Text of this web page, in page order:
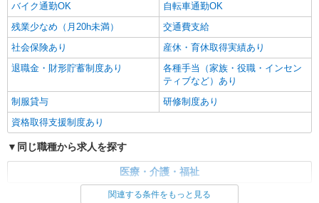
バイク通勤OK
自転車通勤OK
残業少なめ（月20h未満）
交通費支給
社会保険あり
産休・育休取得実績あり
退職金・財形貯蓄制度あり
各種手当（家族・役職・インセン
ティブなど）あり
制服貸与
研修制度あり
資格取得支援制度あり
同じ職種から求人を探す
医療・介護・福祉
同じ特徴から求人を探す関連する条件をもっと見る